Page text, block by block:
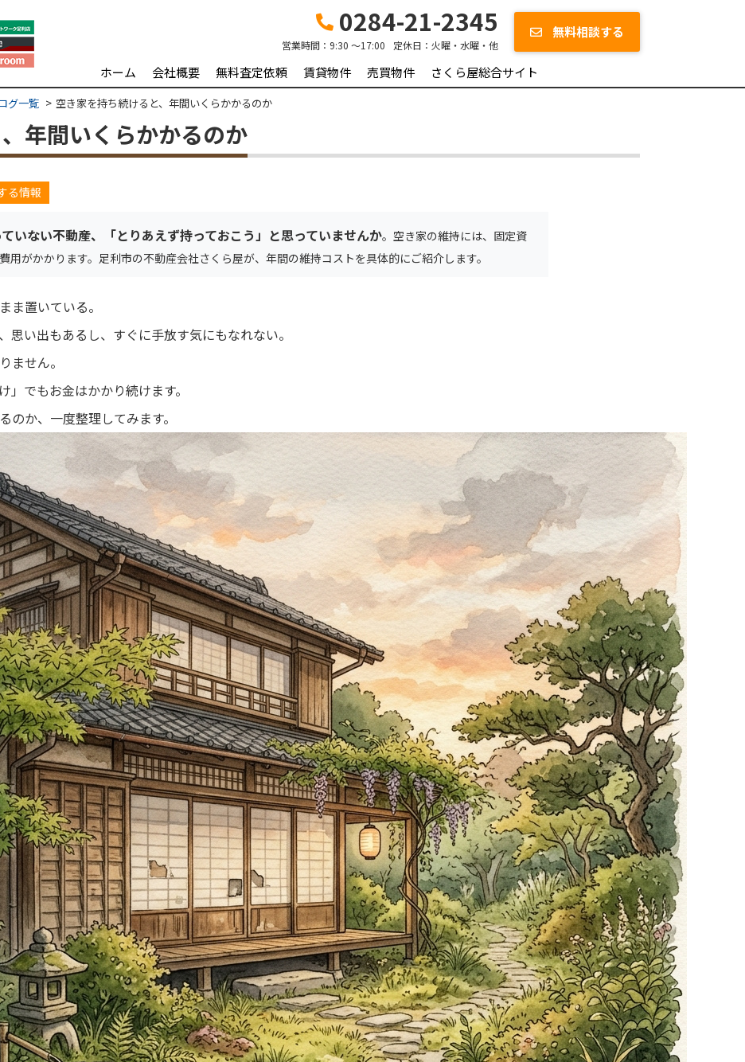
0284-21-2345
営業時間： 9:30 ～17:00 定休日： 火曜・水曜・他
無料相談する
ホーム 会社概要 無料査定依頼 賃貸物件 売買物件 さくら屋総合サイト
グ一覧 空き家を持ち続けると、年間いくらかかるのか
年間いくらかかるのか
る情報
いない不動産、「とりあえず持っておこう」と思っていませんか。空き家の維持には、固定資
用がかかります。足利市の不動産会社さくら屋が、年間の維持コストを具体的にご紹介します。
ま置いている。
思い出もあるし、すぐに手放す気にもなれない。
ません。
」でもお金はかかり続けます。
のか、一度整理してみます。